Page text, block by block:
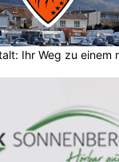
Ihr Weg zu einem